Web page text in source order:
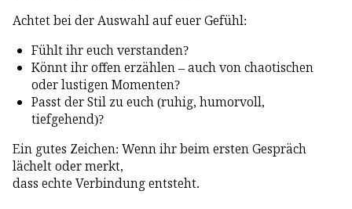
Achtet bei der Auswahl auf euer Gefühl:
Fühlt ihr euch verstanden?
Könnt ihr offen erzählen – auch von chaotischen
oder lustigen Momenten?
Passt der Stil zu euch (ruhig, humorvoll,
tiefgehend)?
Ein gutes Zeichen: Wenn ihr beim ersten Gespräch
lächelt oder merkt,
dass echte Verbindung entsteht.